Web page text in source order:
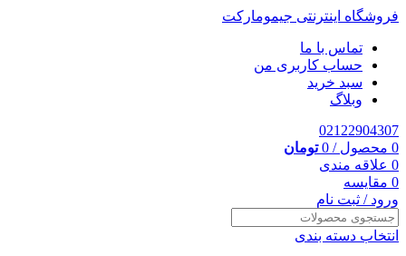
فروشگاه اینترنتی جیمومارکت
تماس با ما
حساب کاربری من
سبد خرید
وبلاگ
02122904307
0 محصول /
0 تومان
0 علاقه مندی
0 مقایسه
ورود / ثبت نام
انتخاب دسته بندی